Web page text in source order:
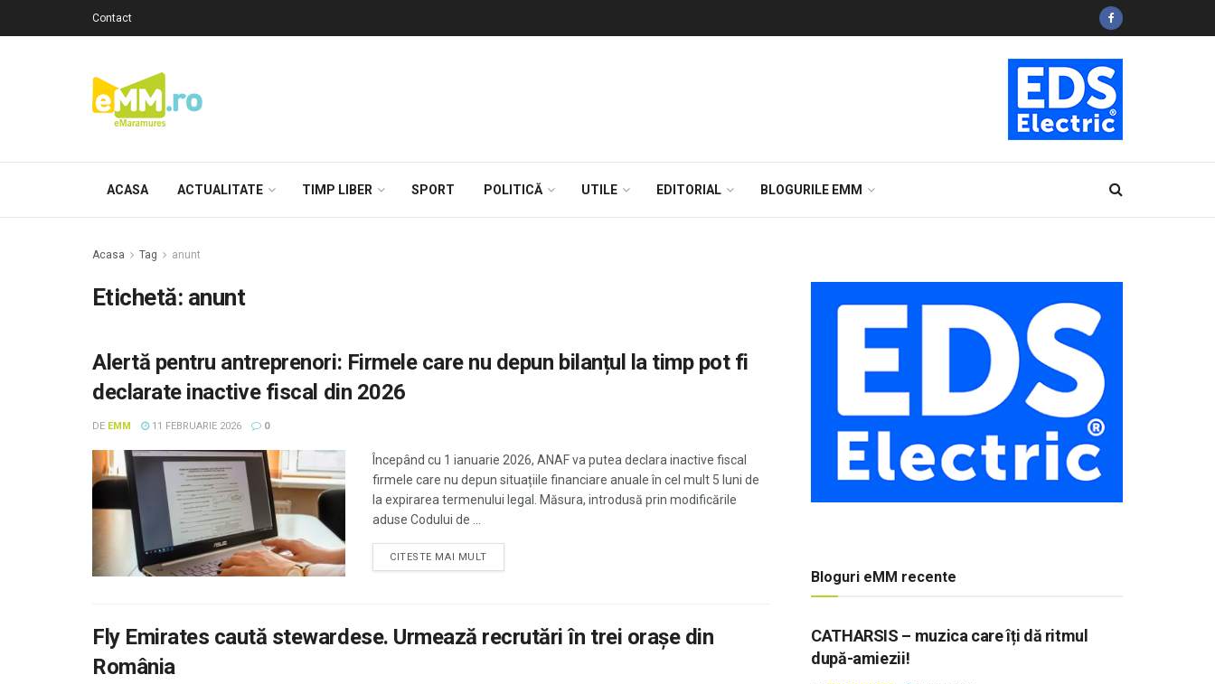
Contact
ACASA ACTUALITATE TIMP LIBER SPORT POLITICĂ UTILE EDITORIAL BLOGURILE EMM
Acasa Tag anunt
Etichetă: anunt
Alertă pentru antreprenori: Firmele care nu depun bilanțul la timp pot fi
declarate inactive fiscal din 2026
DE EMM 11 FEBRUARIE 2026 0
Începând cu 1 ianuarie 2026, ANAF va putea declara inactive fiscal
firmele care nu depun situațiile financiare anuale în cel mult 5 luni de
la expirarea termenului legal. Măsura, introdusă prin modificările
aduse Codului de ...
CITESTE MAI MULT
Fly Emirates caută stewardese. Urmează recrutări în trei orașe din
România
Bloguri eMM recente
CATHARSIS – muzica care îți dă ritmul
după-amiezii!